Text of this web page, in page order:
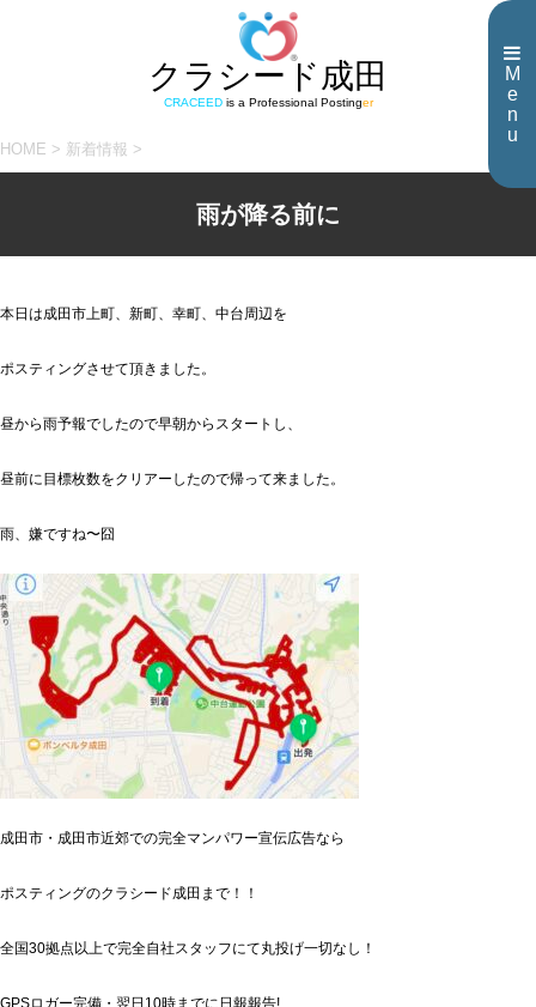
M
e
n
u
クラシード成田
CRACEEDis a Professional Postinger
HOME > 新着情報 >
雨が降る前に
本日は成田市上町、新町、幸町、中台周辺を
ポスティングさせて頂きました。
昼から雨予報でしたので早朝からスタートし、
昼前に目標枚数をクリアーしたので帰って来ました。
雨、嫌ですね〜囧
成田市・成田市近郊での完全マンパワー宣伝広告なら
ポスティングのクラシード成田まで！！
全国30拠点以上で完全自社スタッフにて丸投げ一切なし！
GPSロガー完備・翌日10時までに日報報告!